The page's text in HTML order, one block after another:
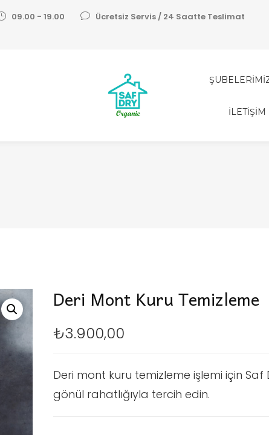
09.00 - 19.00 Ücretsiz Servis / 24 Saatte Teslimat
İLETİŞİM
Deri Mont Kuru Temizleme
₺3.900,00
Deri mont kuru temizleme işlemi için Saf
gönül rahatlığıyla tercih edin.